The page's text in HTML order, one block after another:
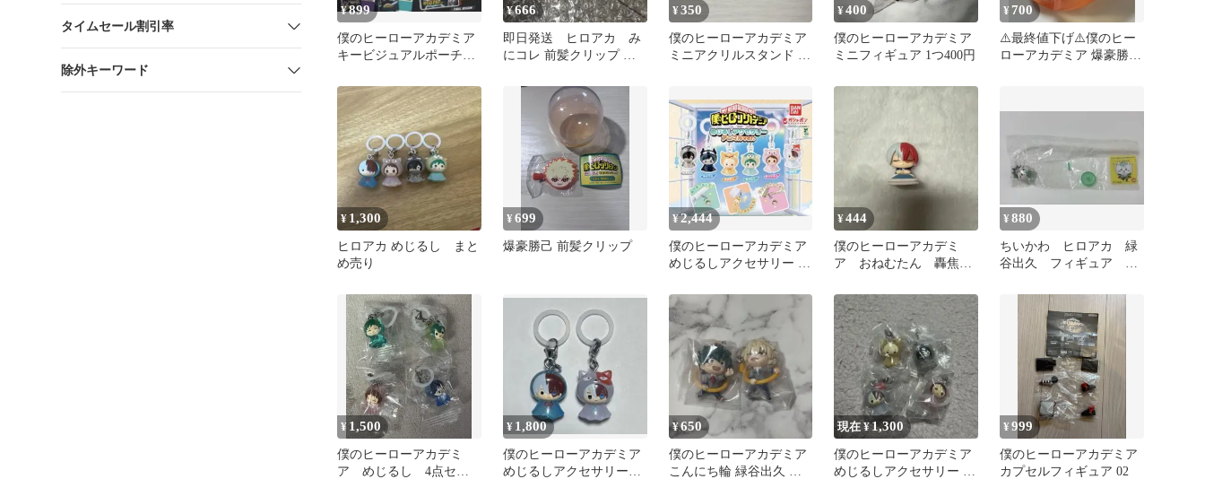
タイムセール割引率
除外キーワード
¥899
僕のヒーローアカデミア
キービジュアルポーチで
¥666
即日発送 ヒロアカ み
にコレ 前髪クリップ ト
¥350
僕のヒーローアカデミア
ミニアクリルスタンド ガ
¥400
僕のヒーローアカデミア
ミニフィギュア 1つ400円
¥ 700
⚠️最終値下げ⚠️僕のヒー
ローアカデミア 爆豪勝己
¥ 1,300
ヒロアカ めじるし まと
め売り
¥699
爆豪勝己 前髪クリップ
¥2,444
僕のヒーローアカデミア
めじるしアクセサリー ア
¥444
僕のヒーローアカデミ
ア おねむたん 轟焦凍
¥880
ちいかわ ヒロアカ 緑
谷出久 フィギュア 僕
¥ 1,500
僕のヒーローアカデミ
ア めじるし 4点セッ
¥ 1,800
僕のヒーローアカデミア
めじるしアクセサリー
¥650
僕のヒーローアカデミア
こんにち輪 緑谷出久 爆
現在 ¥1,300
僕のヒーローアカデミア
めじるしアクセサリー ア
¥999
僕のヒーローアカデミア
カプセルフィギュア 02